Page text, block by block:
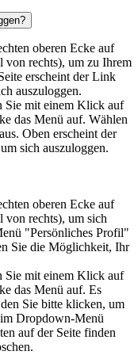
oberen Ecke auf
von rechts), um zu Ihrem
erscheint der Link
auszuloggen.
Sie mit einem Klick auf
das Menü auf. Wählen
Oben erscheint der
sich auszuloggen.
oberen Ecke auf
von rechts), um sich
"Persönliches Profil"
Sie die Möglichkeit, Ihr
Sie mit einem Klick auf
das Menü auf. Es
Sie bitte klicken, um
Dropdown-Menü
auf der Seite finden